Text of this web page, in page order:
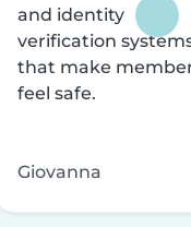
and identity
verification
that make
feel safe.
Giovanna